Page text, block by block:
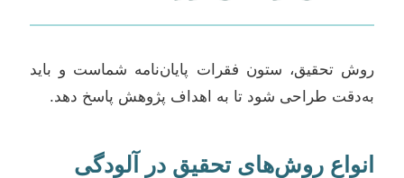
روش تحقیق، ستون فقرات پایان‌نامه شماست و باید
به‌دقت طراحی شود تا به اهداف پژوهش پاسخ دهد.
انواع روش‌های تحقیق در آلودگی